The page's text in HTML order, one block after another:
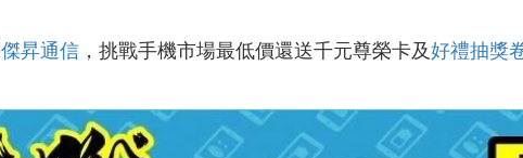
傑昇通信 ，挑戰手機市場最低價還送千元尊榮卡及好禮抽獎